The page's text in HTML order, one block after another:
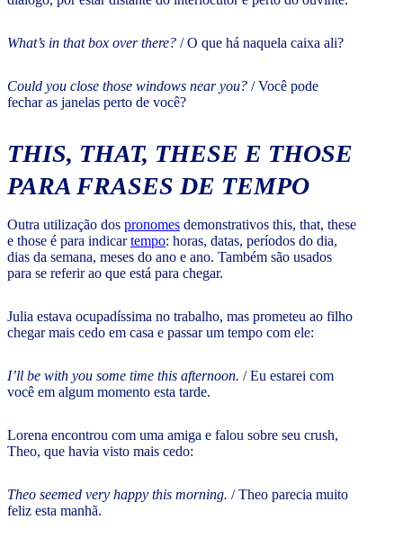
What’s in that box over there? / O que há naquela caixa ali?
Could you close those windows near you? / Você pode
fechar as janelas perto de você?
THIS, THAT, THESE E THOSE
PARA FRASES DE TEMPO
Outra utilização dos pronomes demonstrativos this, that, these
e those é para indicartempo: horas, datas, períodos do dia,
dias da semana, meses do ano e ano. Também são usados
para se referir ao que está para chegar.
Julia estava ocupadíssima no trabalho, mas prometeu ao filho
chegar mais cedo em casa e passar um tempo com ele:
I’ll be with you some time this afternoon. / Eu estarei com
você em algum momento esta tarde.
Lorena encontrou com uma amiga e falou sobre seu crush,
Theo, que havia visto mais cedo:
Theo seemed very happy this morning. / Theo parecia muito
feliz esta manhã.